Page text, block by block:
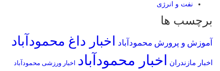
نفت و انرژی
برچسب ها
آموزش و پرورش محمودآباد اخبار داغ محمودآباد
اخبار مازندران اخبار محمودآباد اخبار ورزشی محمودآباد